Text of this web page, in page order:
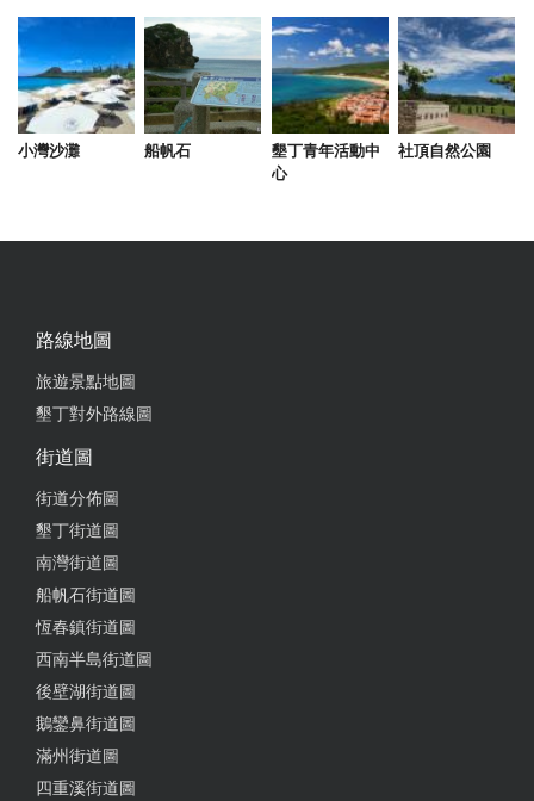
賣飼料 12.早餐普通，沒特別好吃。
from google
2025-08-21 13:27:12
小孩每年既定的行程，但每每孩子都玩得不亦樂乎，
網紅打卡景點，但這樣樸實認真和熱情的服務以及人
員們，不也就是我們追求的自然輕鬆渡假感嗎？ 知道
我們有壽星入住，特別幫我們佈置好房間，佈置的超
設施和活動都一一告知，請餐廳人員幫忙加熱可頌，
還幫我們特別烤到酥香可口，每次有反應不夠完善的
部分也都有改善調整！ 雖然早餐就是中式並不特別，
但也是新鮮多樣！ 今年來墾丁覺得好像又少了點人，
但還是感受得到福華的用心！離開前門口人員還熱情
的說帶著愉快心情回家囉！收到！那我們明年見囉！
小灣沙灘 船帆石
墾丁青年活動中
心
社頂自然公園
路線地圖
旅遊景點地圖
墾丁對外路線圖
街道圖
街道分佈圖
墾丁街道圖
南灣街道圖
船帆石街道圖
恆春鎮街道圖
西南半島街道圖
後壁湖街道圖
鵝鑾鼻街道圖
滿州街道圖
四重溪街道圖